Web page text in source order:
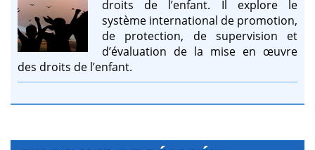
droits de l’enfant. Il explore le
système international de promotion,
de protection, de supervision et
d’évaluation de la mise en œuvre
des droits de l’enfant.